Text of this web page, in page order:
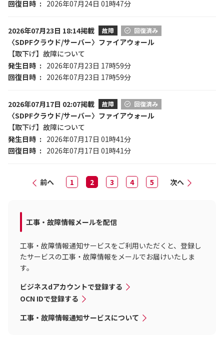
回復日時 2026年07月24日 01時47分
2026年07月23日 18:14掲載 故障 回復済み
〈SDPFクラウド/サーバー〉ファイアウォール
【取下げ】故障について
発生日時
2026年07月23日 17時59分
回復日時
2026年07月23日 17時59分
2026年07月17日 02:07掲載 故障 回復済み
〈SDPFクラウド/サーバー〉ファイアウォール
【取下げ】故障について
発生日時
2026年07月17日 01時41分
回復日時
2026年07月17日 01時41分
前へ 1 2 3 4 5 次へ
工事・故障情報メールを配信
工事・故障情報通知サービスをご利用いただくと、登録し
たサービスの工事・故障情報をメールでお届けいたしま
す。
ビジネスdアカウントで登録する
OCN IDで登録する
工事・故障情報通知サービスについて